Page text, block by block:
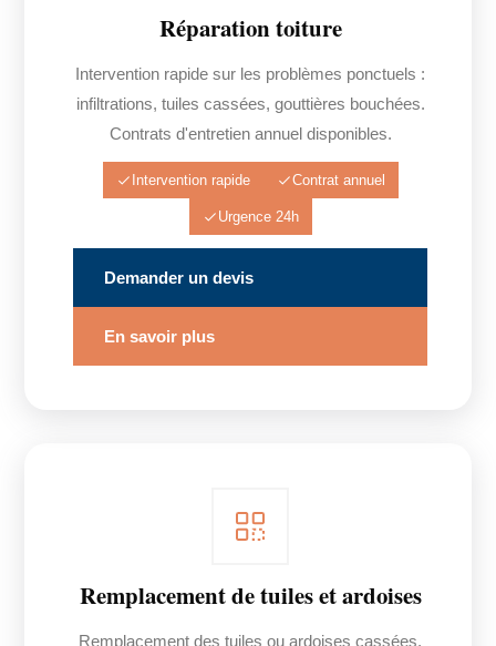
Réparation toiture
Intervention rapide sur les problèmes ponctuels :
infiltrations, tuiles cassées, gouttières bouchées.
Contrats d'entretien annuel disponibles.
Intervention rapide Contrat annuel
Urgence 24h
Demander un devis
En savoir plus
Remplacement de tuiles et ardoises
Remplacement des tuiles ou ardoises cassées,